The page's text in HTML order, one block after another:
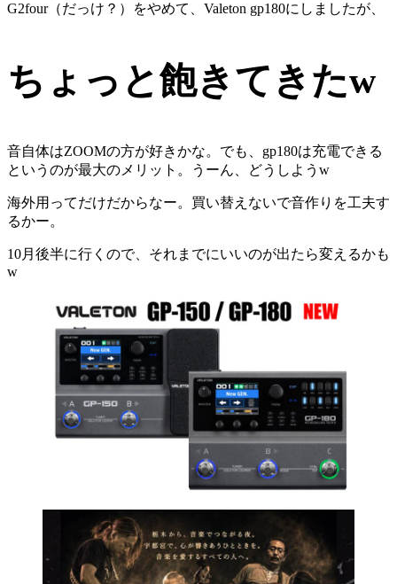
G2four（だっけ？）をやめて、Valeton gp180にしましたが、
ちょっと飽きてきたw
音自体はZOOMの方が好きかな。でも、gp180は充電できる
というのが最大のメリット。うーん、どうしようw
海外用ってだけだからなー。買い替えないで音作りを工夫す
るかー。
10月後半に行くので、それまでにいいのが出たら変えるかも
w